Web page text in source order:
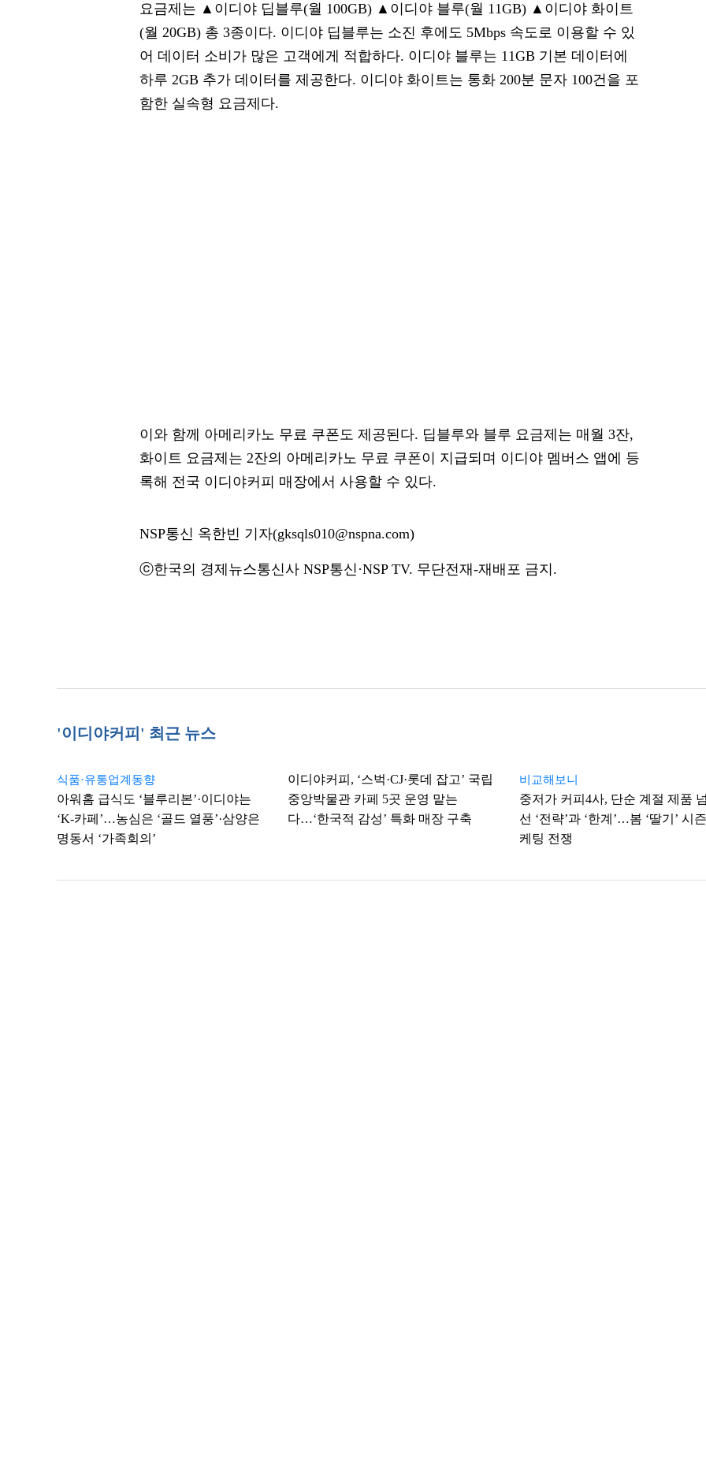
요금제는 ▲이디야 딥블루(월 100GB) ▲이디야 블루(월 11GB) ▲이디야 화이트
(월 20GB) 총 3종이다. 이디야 딥블루는 소진 후에도 5Mbps 속도로 이용할 수 있
어 데이터 소비가 많은 고객에게 적합하다. 이디야 블루는 11GB 기본 데이터에
하루 2GB 추가 데이터를 제공한다. 이디야 화이트는 통화 200분 문자 100건을 포
함한 실속형 요금제다.
이와 함께 아메리카노 무료 쿠폰도 제공된다. 딥블루와 블루 요금제는 매월 3잔,
화이트 요금제는 2잔의 아메리카노 무료 쿠폰이 지급되며 이디야 멤버스 앱에 등
록해 전국 이디야커피 매장에서 사용할 수 있다.
NSP통신 옥한빈 기자(gksqls010@nspna.com)
ⓒ한국의 경제뉴스통신사 NSP통신·NSP TV. 무단전재-재배포 금지.
'이디야커피' 최근 뉴스
식품·유통업계동향
아워홈 급식도 ‘블루리본’·이디야는
‘K-카페’…농심은 ‘골드 열풍’·삼양은
명동서 ‘가족회의’
이디야커피, ‘스벅·CJ·롯데 잡고’ 국립
중앙박물관 카페 5곳 운영 맡는
다…‘한국적 감성’ 특화 매장 구축
비교해보니
중저가 커피4사, 단순 계절 제품
선 ‘전략’과 ‘한계’…봄 ‘딸기’ 시
케팅 전쟁